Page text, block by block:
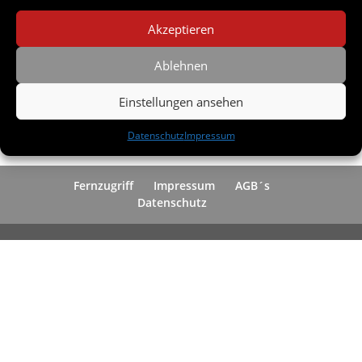
Akzeptieren
Ablehnen
Einstellungen ansehen
DatenschutzImpressum
Fernzugriff Impressum
AGB´s
Datenschutz